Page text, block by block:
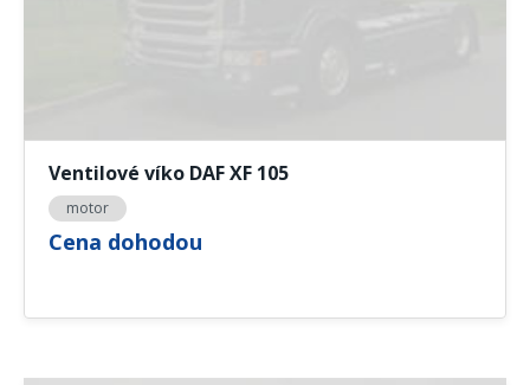
Ventilové víko DAF XF 105
motor
Cena dohodou